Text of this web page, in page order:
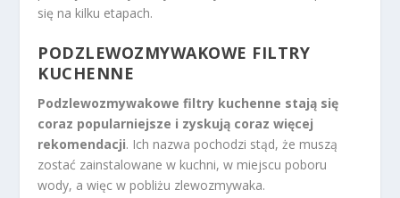
się na kilku etapach.
PODZLEWOZMYWAKOWE FILTRY
KUCHENNE
Podzlewozmywakowe filtry kuchenne stają się
coraz popularniejsze i zyskują coraz więcej
rekomendacji. Ich nazwa pochodzi stąd, że muszą
zostać zainstalowane w kuchni, w miejscu poboru
wody, a więc w pobliżu zlewozmywaka.